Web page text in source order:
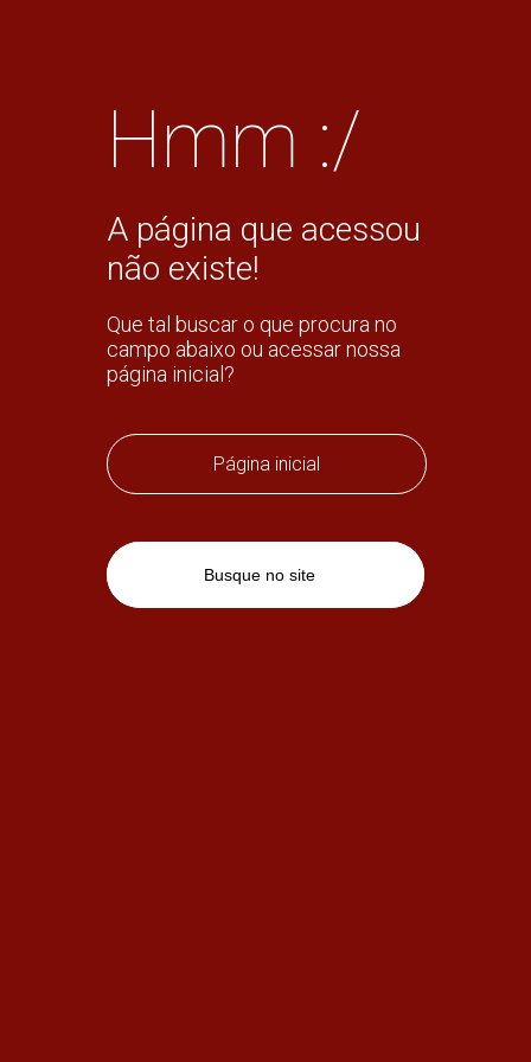
Hmm :/
A página que acessou
não existe!
Que tal buscar o que procura no
campo abaixo ou acessar nossa
página inicial?
Página inicial